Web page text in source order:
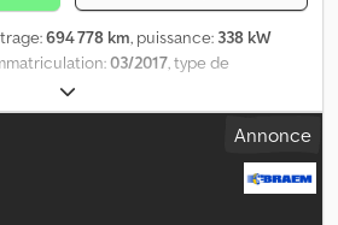
694 778 km, puissance: 338 kW
03/2017, type de
des pneus:
4x2, empattement:3 700 mm, carburant:
cabine couchette,
Euro 6,
, Équipement:
Annonce